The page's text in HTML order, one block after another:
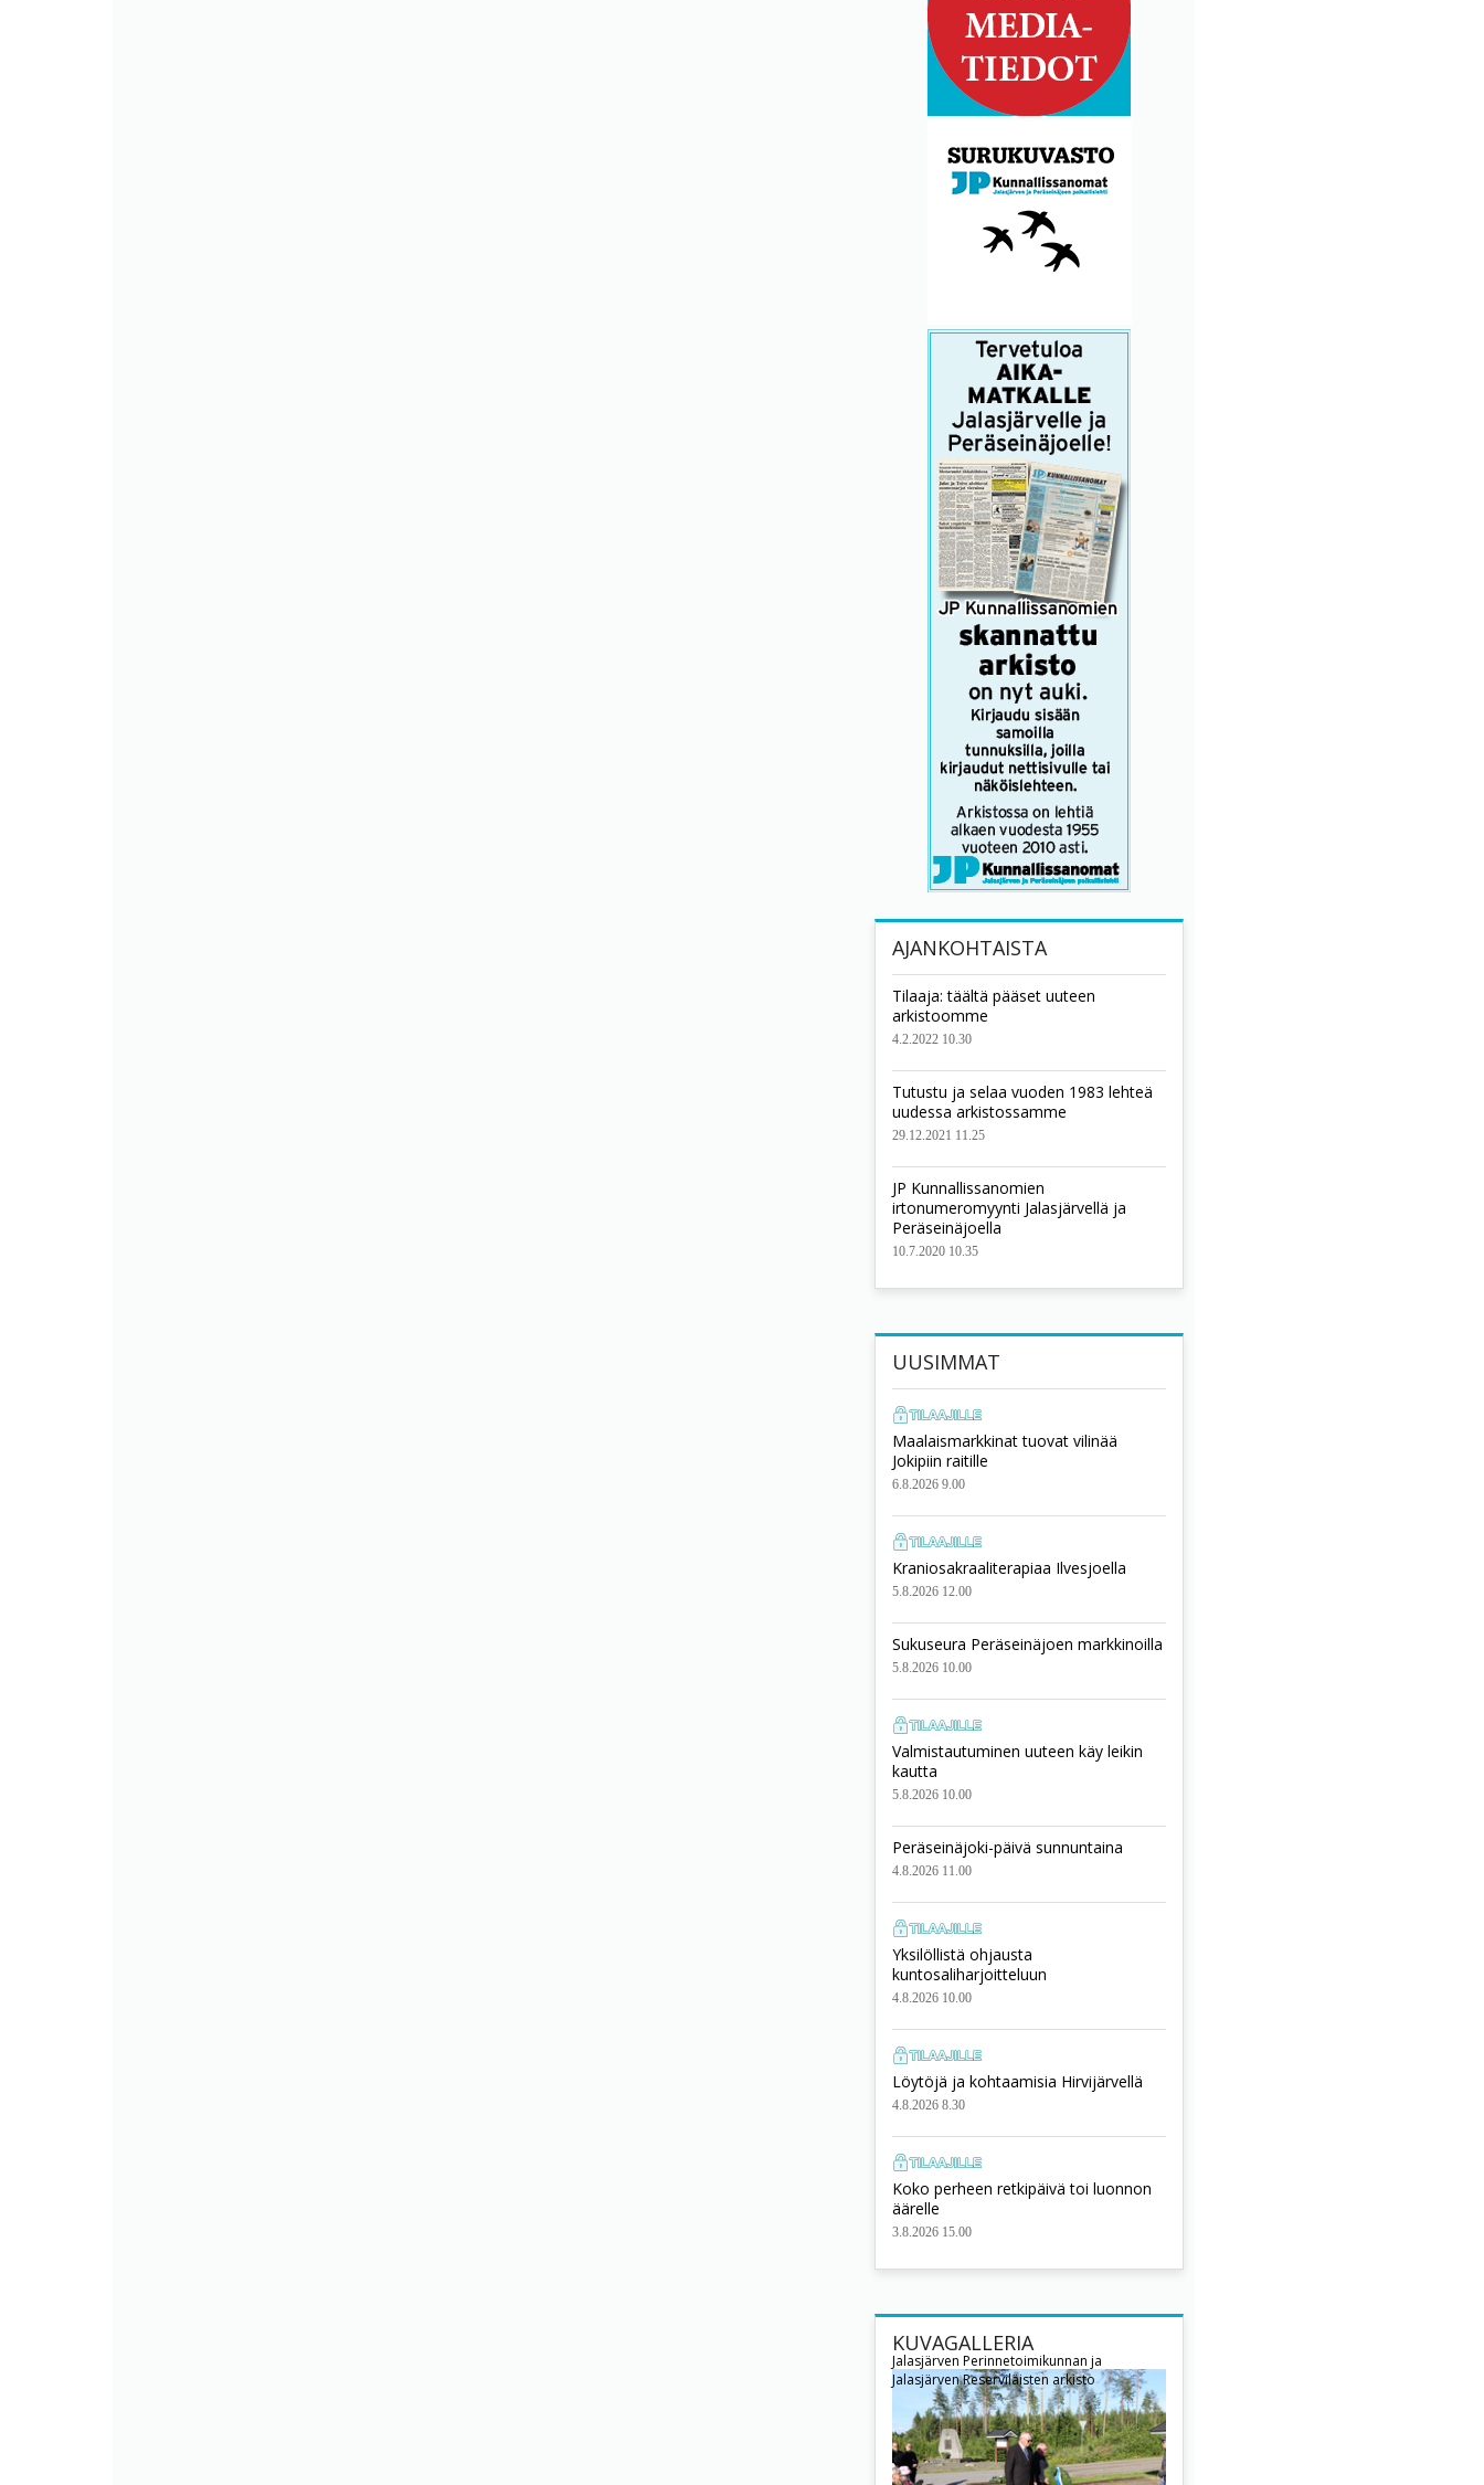
AJANKOHTAISTA
Tilaaja: täältä pääset uuteen
arkistoomme
4.2.2022 10.30
Tutustu ja selaa vuoden 1983 lehteä
uudessa arkistossamme
29.12.2021 11.25
JP Kunnallissanomien
irtonumeromyynti Jalasjärvellä ja
Peräseinäjoella
10.7.2020 10.35
UUSIMMAT
Maalaismarkkinat tuovat vilinää
Jokipiin raitille
6.8.2026 9.00
Kraniosakraaliterapiaa Ilvesjoella
5.8.2026 12.00
Sukuseura Peräseinäjoen markkinoilla
5.8.2026 10.00
Valmistautuminen uuteen käy leikin
kautta
5.8.2026 10.00
Peräseinäjoki-päivä sunnuntaina
4.8.2026 11.00
Yksilöllistä ohjausta
kuntosaliharjoitteluun
4.8.2026 10.00
Löytöjä ja kohtaamisia Hirvijärvellä
4.8.2026 8.30
Koko perheen retkipäivä toi luonnon
äärelle
3.8.2026 15.00
KUVAGALLERIA
Jalasjärven Perinnetoimikunnan ja
Jalasjärven Reserviläisten arkisto